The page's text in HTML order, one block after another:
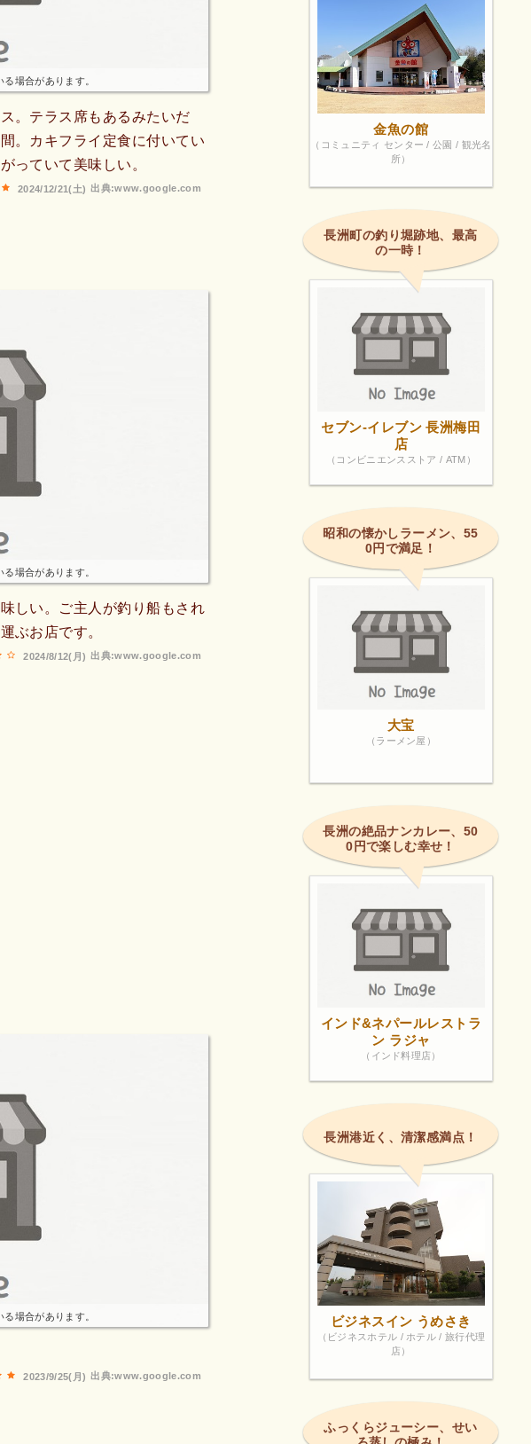
場合があります。
。テラス席もあるみたいだ
。カキフライ定食に付いてい
っていて美味しい。
出典:www.google.com
2024/12/21(土)
場合があります。
しい。ご主人が釣り船もされ
ぶお店です。
出典:www.google.com
2024/8/12(月)
場合があります。
出典:www.google.com
2023/9/25(月)
金魚の館
（コミュニティ センター / 公園 / 観光名
所）
長洲町の釣り堀跡地、最高
の一時！
セブン-イレブン 長洲梅田
店
（コンビニエンスストア / ATM）
昭和の懐かしラーメン、55
0円で満足！
大宝
（ラーメン屋）
長洲の絶品ナンカレー、50
0円で楽しむ幸せ！
インド&ネパールレストラ
ン ラジャ
（インド料理店）
長洲港近く、清潔感満点！
ビジネスイン うめさき
（ビジネスホテル / ホテル / 旅行代理
店）
ふっくらジューシー、せい